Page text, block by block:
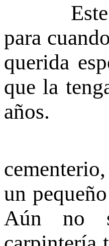
Este
para
querida
que la
años.
A
un
Aún no